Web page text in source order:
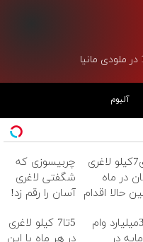
آلبوم
برای7کیلو لاغری
در ماه
حالا اقدام
قدیم
چربیسوزی که
شگفتی لاغری
آسان را رقم زد!
تا 3میلیارد وام
در
5تا7 کیلو لاغری
در هر ماه با این